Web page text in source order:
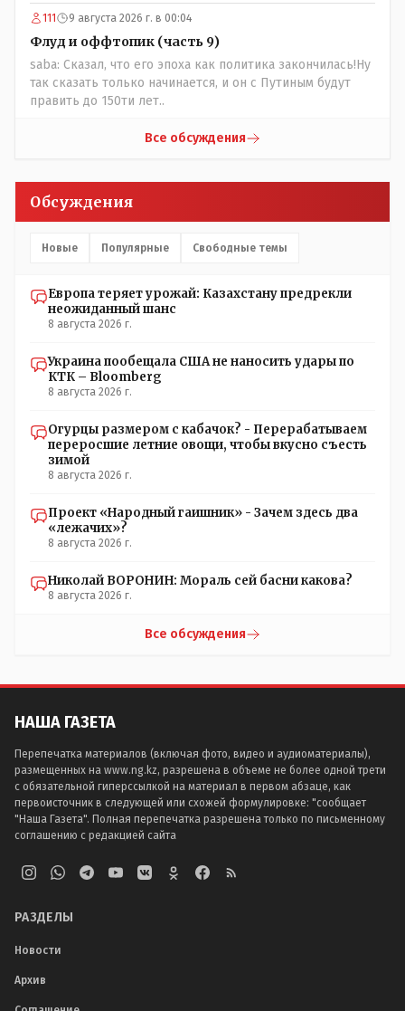
111 9 августа 2026 г. в 00:04
Флуд и оффтопик (часть 9)
saba: Сказал, что его эпоха как политика закончилась!Ну
так сказать только начинается, и он с Путиным будут
править до 150ти лет..
Все обсуждения
Обсуждения
Новые Популярные Свободные темы
Европа теряет урожай: Казахстану предрекли
неожиданный шанс
8 августа 2026 г.
Украина пообещала США не наносить удары по
КТК – Bloomberg
8 августа 2026 г.
Огурцы размером с кабачок? - Перерабатываем
переросшие летние овощи, чтобы вкусно съесть
зимой
8 августа 2026 г.
Проект «Народный гаишник» - Зачем здесь два
«лежачих»?
8 августа 2026 г.
Николай ВОРОНИН: Мораль сей басни какова?
8 августа 2026 г.
Все обсуждения
НАША ГАЗЕТА
Перепечатка материалов (включая фото, видео и аудиоматериалы),
размещенных на www.ng.kz, разрешена в объеме не более одной трети
с обязательной гиперссылкой на материал в первом абзаце, как
первоисточник в следующей или схожей формулировке: "сообщает
"Наша Газета". Полная перепечатка разрешена только по письменному
соглашению с редакцией сайта
РАЗДЕЛЫ
Новости
Архив